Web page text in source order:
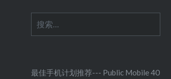
索：
最佳手机计划推荐--- Public Mobile 40